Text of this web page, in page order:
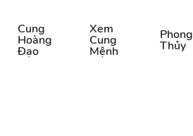
Cung
Hoàng
Đạo
Xem
Cung
Mệnh
Phong
Thủy